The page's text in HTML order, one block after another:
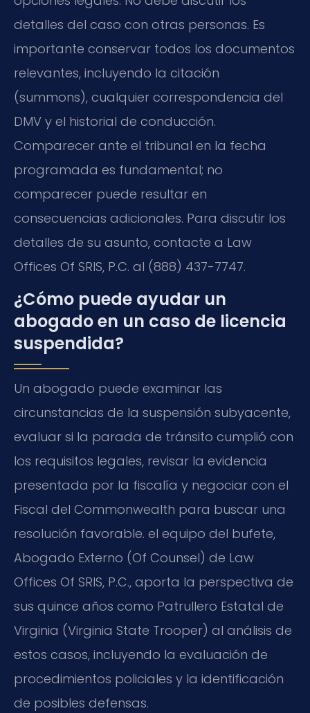
detalles del caso con otras personas. Es
importante conservar todos los documentos
relevantes, incluyendo la citación
(summons), cualquier correspondencia del
DMV y el historial de conducción.
Comparecer ante el tribunal en la fecha
programada es fundamental; no
comparecer puede resultar en
consecuencias adicionales. Para discutir los
detalles de su asunto, contacte a Law
Offices Of SRIS, P.C. al (888) 437-7747.
¿Cómo puede ayudar un
abogado en un caso de licencia
suspendida?
Un abogado puede examinar las
circunstancias de la suspensión subyacente,
evaluar si la parada de tránsito cumplió con
los requisitos legales, revisar la evidencia
presentada por la fiscalía y negociar con el
Fiscal del Commonwealth para buscar una
resolución favorable. el equipo del bufete,
Abogado Externo (Of Counsel) de Law
Offices Of SRIS, P.C., aporta la perspectiva de
sus quince años como Patrullero Estatal de
Virginia (Virginia State Trooper) al análisis de
estos casos, incluyendo la evaluación de
procedimientos policiales y la identificación
de posibles defensas.